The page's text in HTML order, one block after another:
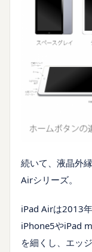
続いて、液晶外
Airシリーズ。
iPad Airは2013年
iPhone5やiPad
を細くし、エッ